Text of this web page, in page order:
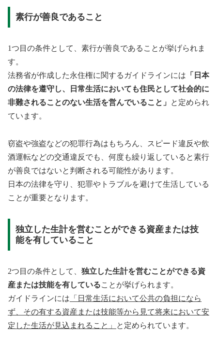
素行が善良であること
1つ目の条件として、素行が善良であることが挙げられま
す。
法務省が作成した永住権に関するガイドラインには 「日本
の法律を遵守し、日常生活においても住民として社会的に
非難されることのない生活を営んでいること」
と定められ
ています。
窃盗や強盗などの犯罪行為はもちろん、スピード違反や飲
酒運転などの交通違反でも、何度も繰り返していると素行
が善良ではないと判断される可能性があります。
日本の法律を守り、犯罪やトラブルを避けて生活している
ことが重要となります。
独立した生計を営むことができる資産または技
能を有していること
2つ目の条件として、 独立した生計を営むことができる資
産または技能を有していることが挙げられます。
ガイドラインには 「日常生活において公共の負担になら
ず、その有する資産または技能等から見て将来において安
定した生活が見込まれること」
と定められています。